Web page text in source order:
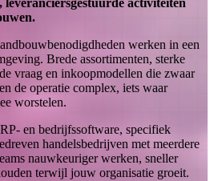
werken in een
Brede assortimenten, sterke
vraag en inkoopmodellen die zwaar
de operatie complex, iets waar
worstelen.
en bedrijfssoftware, specifiek
handelsbedrijven met meerdere
nauwkeuriger werken, sneller
terwijl jouw organisatie groeit.